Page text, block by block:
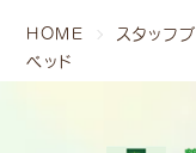
HOME スタッフ
ベッド